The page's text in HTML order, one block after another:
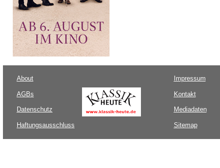
About
AGBs
Datenschutz
Haftungsausschluss
Impressum
Kontakt
Mediadaten
Sitemap